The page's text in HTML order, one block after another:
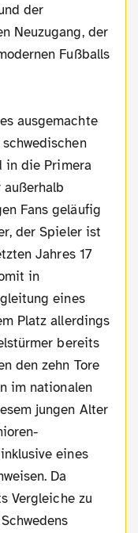
der
Neuzugang, der
Fußballs
ausgemachte
in die Primera
außerhalb
Fans geläufig
der Spieler ist
Jahres 17
in
eines
Platz allerdings
bereits
den zehn Tore
im nationalen
jungen Alter
eines
Da
Vergleiche zu